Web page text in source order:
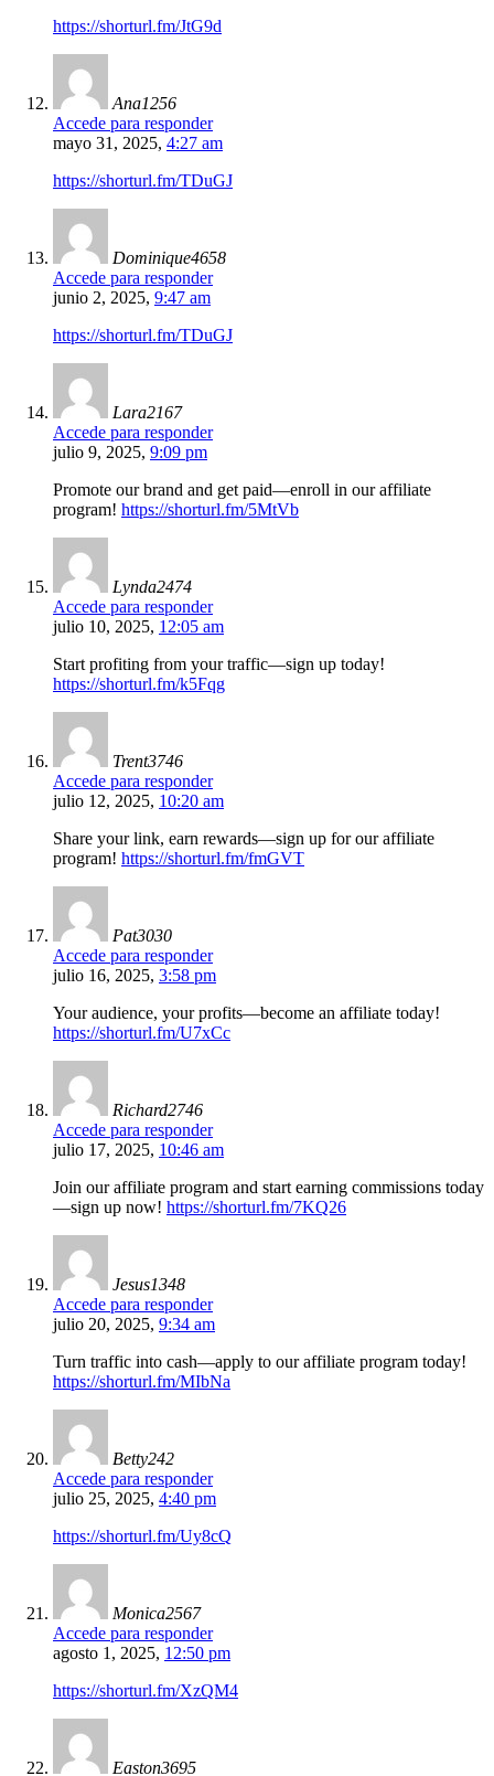
https://shorturl.fm/JtG9d
Ana1256
Accede para responder
mayo 31, 2025, 4:27 am
https://shorturl.fm/TDuGJ
Dominique4658
Accede para responder
junio 2, 2025, 9:47 am
https://shorturl.fm/TDuGJ
Lara2167
Accede para responder
julio 9, 2025, 9:09 pm
Promote our brand and get paid—enroll in our affiliate
program! https://shorturl.fm/5MtVb
Lynda2474
Accede para responder
julio 10, 2025, 12:05 am
Start profiting from your traffic—sign up today!
https://shorturl.fm/k5Fqg
Trent3746
Accede para responder
julio 12, 2025, 10:20 am
Share your link, earn rewards—sign up for our affiliate
program! https://shorturl.fm/fmGVT
Pat3030
Accede para responder
julio 16, 2025, 3:58 pm
Your audience, your profits—become an affiliate today!
https://shorturl.fm/U7xCc
Richard2746
Accede para responder
julio 17, 2025, 10:46 am
Join our affiliate program and start earning commissions today
—sign up now! https://shorturl.fm/7KQ26
Jesus1348
Accede para responder
julio 20, 2025, 9:34 am
Turn traffic into cash—apply to our affiliate program today!
https://shorturl.fm/MIbNa
Betty242
Accede para responder
julio 25, 2025, 4:40 pm
https://shorturl.fm/Uy8cQ
Monica2567
Accede para responder
agosto 1, 2025, 12:50 pm
https://shorturl.fm/XzQM4
Easton3695